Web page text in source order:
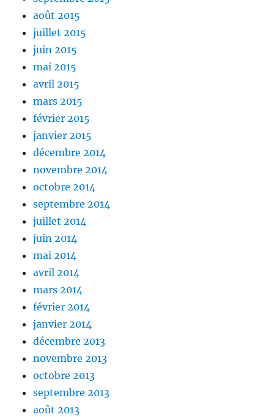
août 2015
juillet 2015
juin 2015
mai 2015
avril 2015
mars 2015
février 2015
janvier 2015
décembre 2014
novembre 2014
octobre 2014
septembre 2014
juillet 2014
juin 2014
mai 2014
avril 2014
mars 2014
février 2014
janvier 2014
décembre 2013
novembre 2013
octobre 2013
septembre 2013
août 2013